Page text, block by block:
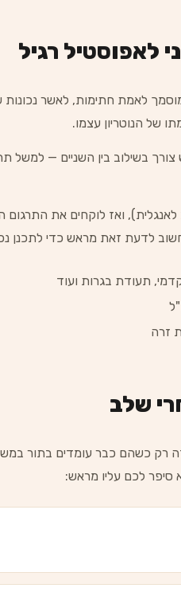
לאפוסטיל רגיל
לאמת חתימות, לאשר
של הנוטריון עצמו.
בשילוב בין השניים — למשל
לאנגלית), ואז לוקחים את
לדעת זאת מראש כדי לתכנן
תעודת בגרות ועוד
זרה
שלב
רק כשהם כבר עומדים בתור
לכם עליו מראש: